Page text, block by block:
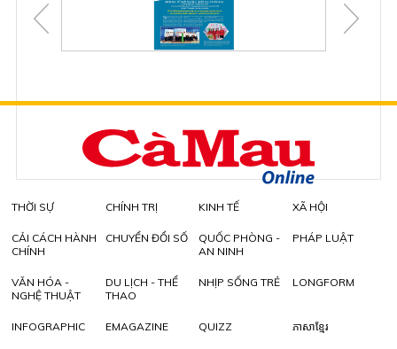
THỜI SỰ CHÍNH TRỊ KINH TẾ XÃ HỘI
CẢI CÁCH HÀNH
CHÍNH
CHUYỂN ĐỔI SỐ
QUỐC PHÒNG -
AN NINH
PHÁP LUẬT
VĂN HÓA -
NGHỆ THUẬT
DU LỊCH - THỂ
THAO
NHỊP SỐNG TRẺ LONGFORM
INFOGRAPHIC EMAGAZINE QUIZZ ភាសាខ្មែរ